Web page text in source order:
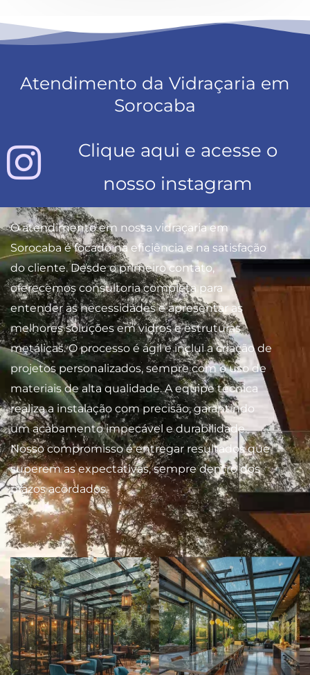
Atendimento da Vidraçaria em
Sorocaba
Clique aqui e acesse o
nosso instagram
O atendimento em nossa vidraçaria em
Sorocaba é focado na eficiência e na satisfação
do cliente. Desde o primeiro contato,
oferecemos consultoria completa para
entender as necessidades e apresentar as
melhores soluções em vidros e estruturas
metálicas. O processo é ágil e inclui a criação de
projetos personalizados, sempre com o uso de
materiais de alta qualidade. A equipe técnica
realiza a instalação com precisão, garantindo
um acabamento impecável e durabilidade.
Nosso compromisso é entregar resultados que
superem as expectativas, sempre dentro dos
prazos acordados.